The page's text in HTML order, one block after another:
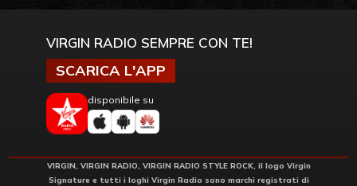
VIRGIN RADIO SEMPRE CON TE!
SCARICA L'APP
disponibile su
VIRGIN, VIRGIN RADIO, VIRGIN RADIO STYLE ROCK, il logo Virgin
Signature e tutti i loghi Virgin Radio sono marchi registrati di